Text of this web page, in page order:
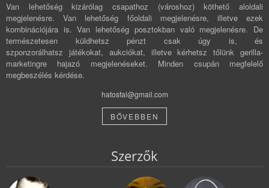
Van lehetőség kizárólag csapathoz (városhoz) köthető aloldali
megjelenésre. Van lehetőség főoldali megjelenésre, illetve ezek
kombinációjára is. Van lehetőség posztokban való megjelenésre. De
természetesen küldhetsz pénzt csak úgy is, és
szponzorálhatsz játékokat, aukciókat, illetve kérhetsz tőlünk gerilla-
marketingre hajazó megjelenéseket. Minden csupán megfelelő
megbeszélés kérdése.
hatosfal@gmail.com
BŐVEBBEN
Szerzők